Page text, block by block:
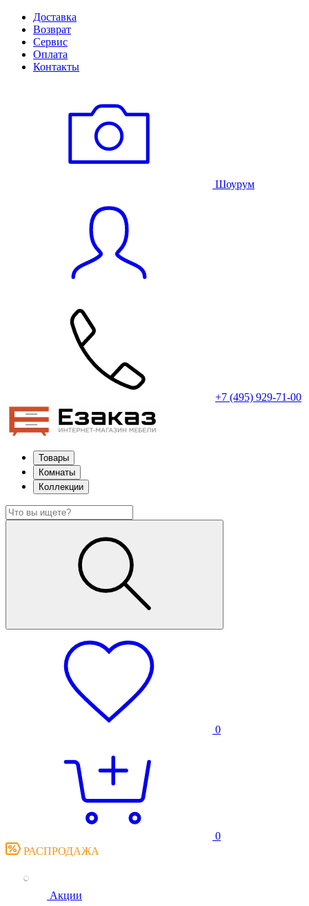
Доставка
Возврат
Сервис
Оплата
Контакты
Шоурум
+7 (495) 929-71-00
Товары
Комнаты
Коллекции
0
0
РАСПРОДАЖА
Акции